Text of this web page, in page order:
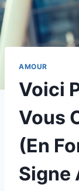
AMOUR
Voici
Vous
(En
Signe